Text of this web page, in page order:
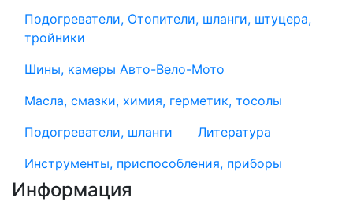
Подогреватели, Отопители, шланги, штуцера,
тройники
Шины, камеры Авто-Вело-Мото
Масла, смазки, химия, герметик, тосолы
Подогреватели, шланги
Литература
Инструменты, приспособления, приборы
Информация